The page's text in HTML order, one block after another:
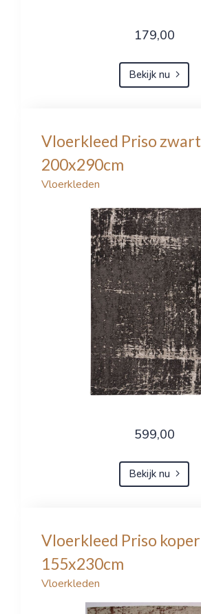
179,00
Bekijk nu
Vloerkleed Priso zwart
200x290cm
Vloerkleden
599,00
Bekijk nu
Vloerkleed Priso koper
155x230cm
Vloerkleden